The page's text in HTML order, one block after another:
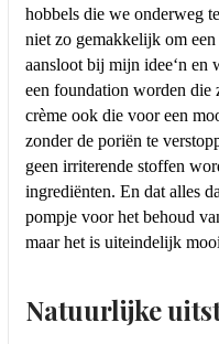
hobbels die we onderweg
niet zo gemakkelijk om
aansloot bij mijn idee‘n en
een foundation worden die
crème ook die voor een
zonder de poriën te
geen irriterende stoffen
ingrediënten. En dat alles
pompje voor het behoud
maar het is uiteindelijk
Natuurlijke